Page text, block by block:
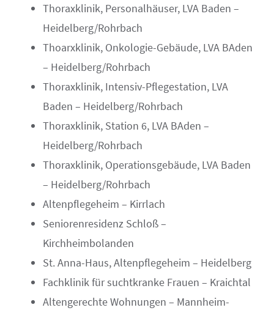
Thoraxklinik, Personalhäuser, LVA Baden –
Heidelberg/Rohrbach
Thoarxklinik, Onkologie-Gebäude, LVA BAden
– Heidelberg/Rohrbach
Thoraxklinik, Intensiv-Pflegestation, LVA
Baden – Heidelberg/Rohrbach
Thoraxklinik, Station 6, LVA BAden –
Heidelberg/Rohrbach
Thoraxklinik, Operationsgebäude, LVA Baden
– Heidelberg/Rohrbach
Altenpflegeheim – Kirrlach
Seniorenresidenz Schloß –
Kirchheimbolanden
St. Anna-Haus, Altenpflegeheim – Heidelberg
Fachklinik für suchtkranke Frauen – Kraichtal
Altengerechte Wohnungen – Mannheim-